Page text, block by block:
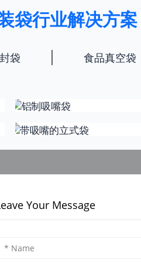
袋行业解决方案
袋 食品真空袋
Your Message